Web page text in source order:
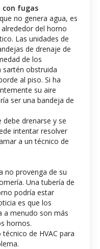
con fugas
no genera agua, es
del horno
Las unidades de
de drenaje de
de los
sartén obstruida
al piso. Si ha
su aire
ser una bandeja de
debe drenarse y se
intentar resolver
a un técnico de
no provenga de su
Una tubería de
podría estar
es que los
a menudo son más
hornos.
de HVAC para